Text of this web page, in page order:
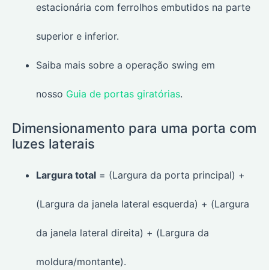
estacionária com ferrolhos embutidos na parte
superior e inferior.
Saiba mais sobre a operação swing em
nosso Guia de portas giratórias.
Dimensionamento para uma porta com
luzes laterais
Largura total = (Largura da porta principal) +
(Largura da janela lateral esquerda) + (Largura
da janela lateral direita) + (Largura da
moldura/montante).